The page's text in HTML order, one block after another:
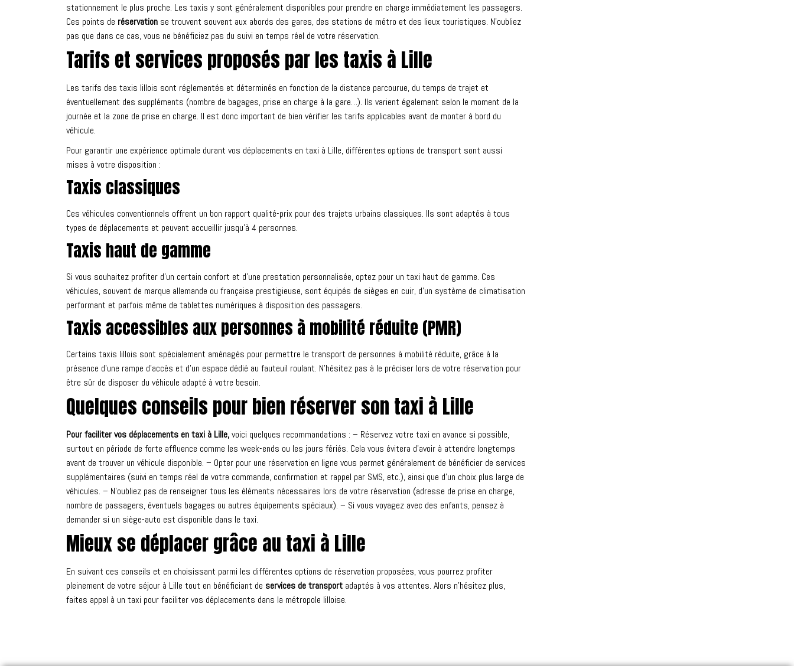
stationnement le plus proche. Les taxis y sont généralement disponibles pour prendre en charge immédiatement les passagers.
Ces points de réservation se trouvent souvent aux abords des gares, des stations de métro et des lieux touristiques. N’oubliez
pas que dans ce cas, vous ne bénéficiez pas du suivi en temps réel de votre réservation.
Tarifs et services proposés par les taxis à Lille
Les tarifs des taxis lillois sont réglementés et déterminés en fonction de la distance parcourue, du temps de trajet et
éventuellement des suppléments (nombre de bagages, prise en charge à la gare…). Ils varient également selon le moment de la
journée et la zone de prise en charge. Il est donc important de bien vérifier les tarifs applicables avant de monter à bord du
véhicule.
Pour garantir une expérience optimale durant vos déplacements en taxi à Lille, différentes options de transport sont aussi
mises à votre disposition :
Taxis classiques
Ces véhicules conventionnels offrent un bon rapport qualité-prix pour des trajets urbains classiques. Ils sont adaptés à tous
types de déplacements et peuvent accueillir jusqu’à 4 personnes.
Taxis haut de gamme
Si vous souhaitez profiter d’un certain confort et d’une prestation personnalisée, optez pour un taxi haut de gamme. Ces
véhicules, souvent de marque allemande ou française prestigieuse, sont équipés de sièges en cuir, d’un système de climatisation
performant et parfois même de tablettes numériques à disposition des passagers.
Taxis accessibles aux personnes à mobilité réduite (PMR)
Certains taxis lillois sont spécialement aménagés pour permettre le transport de personnes à mobilité réduite, grâce à la
présence d’une rampe d’accès et d’un espace dédié au fauteuil roulant. N’hésitez pas à le préciser lors de votre réservation pour
être sûr de disposer du véhicule adapté à votre besoin.
Quelques conseils pour bien réserver son taxi à Lille
Pour faciliter vos déplacements en taxi à Lille,voici quelques recommandations : – Réservez votre taxi en avance si possible,
surtout en période de forte affluence comme les week-ends ou les jours fériés. Cela vous évitera d’avoir à attendre longtemps
avant de trouver un véhicule disponible. – Opter pour une réservation en ligne vous permet généralement de bénéficier de services
supplémentaires (suivi en temps réel de votre commande, confirmation et rappel par SMS, etc.), ainsi que d’un choix plus large de
véhicules. – N’oubliez pas de renseigner tous les éléments nécessaires lors de votre réservation (adresse de prise en charge,
nombre de passagers, éventuels bagages ou autres équipements spéciaux). – Si vous voyagez avec des enfants, pensez à
demander si un siège-auto est disponible dans le taxi.
Mieux se déplacer grâce au taxi à Lille
En suivant ces conseils et en choisissant parmi les différentes options de réservation proposées, vous pourrez profiter
pleinement de votre séjour à Lille tout en bénéficiant de services de transport adaptés à vos attentes. Alors n’hésitez plus,
faites appel à un taxi pour faciliter vos déplacements dans la métropole lilloise.